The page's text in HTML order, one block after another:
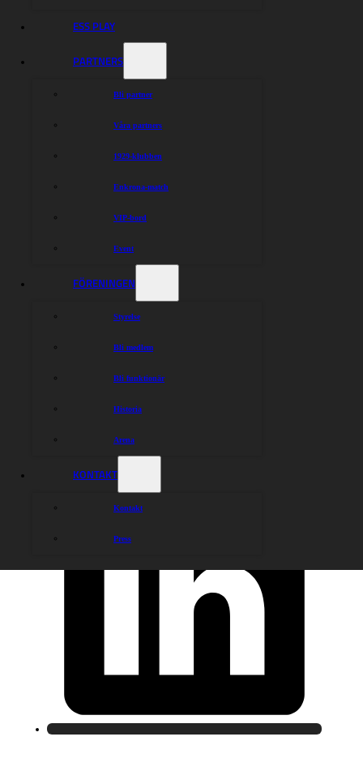
ESS PLAY
PARTNERS
Bli partner
Våra partners
1929-klubben
Enkrona-match
VIP-bord
Event
FÖRENINGEN
Styrelse
Bli medlem
Bli funktionär
Historia
Arena
KONTAKT
Kontakt
Press